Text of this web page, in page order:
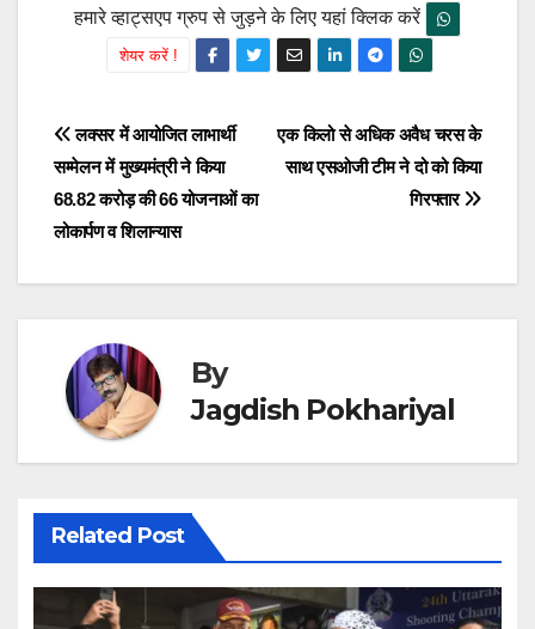
हमारे व्हाट्सएप ग्रुप से जुड़ने के लिए यहां क्लिक करें
शेयर करें !
Post
navigation
एक किलो से अधिक अवैध चरस के
साथ एसओजी टीम ने दो को किया
गिरफ्तार
लक्सर में आयोजित लाभार्थी
सम्मेलन में मुख्यमंत्री ने किया
68.82 करोड़ की 66 योजनाओं का
लोकार्पण व शिलान्यास
By
Jagdish Pokhariyal
Related Post